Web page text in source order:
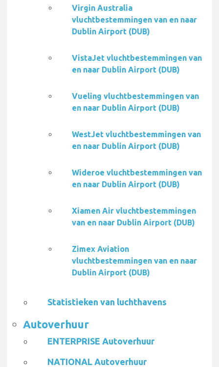
Virgin Australia
vluchtbestemmingen van en naar
Dublin Airport (DUB)
VistaJet vluchtbestemmingen van
en naar Dublin Airport (DUB)
Vueling vluchtbestemmingen van
en naar Dublin Airport (DUB)
WestJet vluchtbestemmingen van
en naar Dublin Airport (DUB)
Wideroe vluchtbestemmingen van
en naar Dublin Airport (DUB)
Xiamen Air vluchtbestemmingen
van en naar Dublin Airport (DUB)
Zimex Aviation
vluchtbestemmingen van en naar
Dublin Airport (DUB)
Statistieken van luchthavens
Autoverhuur
ENTERPRISE Autoverhuur
NATIONAL Autoverhuur